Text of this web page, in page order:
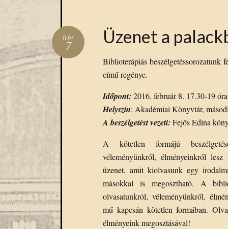
Üzenet a
febr
7
Biblioterápiás beszélgetéssorozatunk
című regénye.
Időpont: 2016. február 8. 17.30-19 óra
Helyszín: Akadémiai Könyvtár,
A beszélgetést vezeti: Fejős Edina
A kötetlen formájú
véleményünkről, élményeinkről
üzenet, amit kiolvasunk egy
másokkal is megosztható. A
olvasatunkról, véleményünkről,
mű kapcsán kötetlen formában.
élményeink megosztásával!